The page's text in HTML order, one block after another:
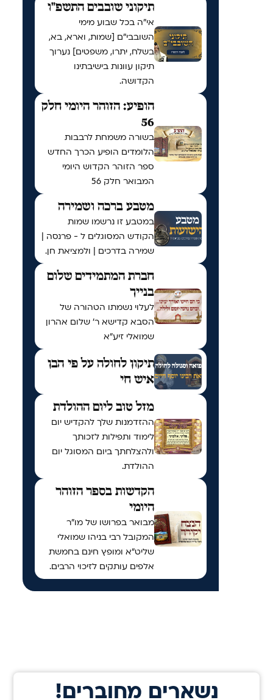
תיקוני שובבים התשפ"ו
אי"ה בכל שבוע מימי
השובבי"ם [שמות, וארא, בא,
בשלח, יתרו, משפטים] נערוך
תיקון עוונות בישיבתינו
הקדושה.
הופיע: הזוהר היומי חלק
56
בשורה משמחת לרבבות
הלומדים הופיע הכרך החדש
ספר הזוהר הקדוש היומי
המבואר חלק 56
מטבע ברכה ושמירה
במטבע זו נרשמו שמות
הקודש המסוגלים ל - פרנסה |
שמירה בדרכים | ולמציאת חן.
חברת המתמידים שלום
בנייך
לעלוי נשמתו הטהורה של
הסבא קדישא ר' שלום אהרון
שמואלי זיע"א
תיקון לחולה על פי הבן
איש חי
מזל טוב ליום ההולדת
ההזדמנות שלך להקדיש יום
לימוד ותפילות לזכותך
ולהצלחתך ביום המסוגל יום
ההולדת.
הקדשות בספר הזוהר
היומי
מבואר בפרושו של מו"ר
המקובל רבי בניהו שמואלי
שליט"א ומופץ חינם בחמשת
אלפים עותקים לזיכוי הרבים.
!נשארים מחוברים